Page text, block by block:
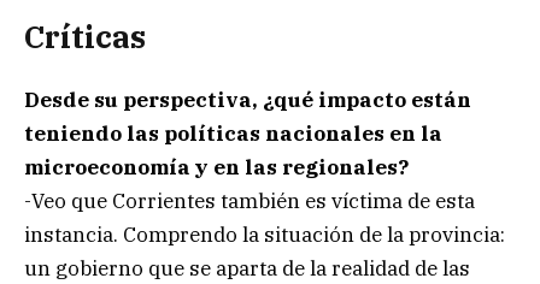
Críticas
Desde su perspectiva, ¿qué impacto están
teniendo las políticas nacionales en la
microeconomía y en las regionales?
-Veo que Corrientes también es víctima de esta
instancia. Comprendo la situación de la provincia:
un gobierno que se aparta de la realidad de las